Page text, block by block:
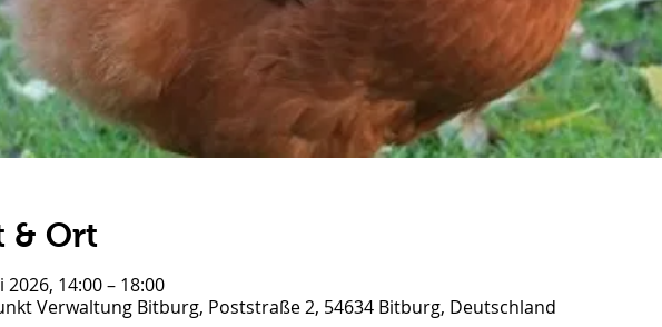
& Ort
2026, 14:00 – 18:00
Verwaltung Bitburg, Poststraße 2, 54634 Bitburg, Deutschland